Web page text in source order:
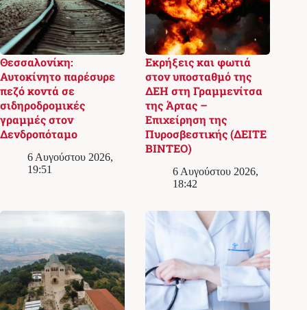
Θεσσαλονίκη:
Αυτοκίνητο παρέσυρε
πεζό κοντά σε
σιδηροδρομικές
γραμμές στον
Δενδροπόταμο
6 Αυγούστου 2026,
19:51
Εκρήξεις και φωτιά
στον υποσταθμό της
ΔΕΗ στη Γραμμενίτσα
της Άρτας –
Επιχείρηση της
Πυροσβεστικής (ΔΕΙΤΕ
ΒΙΝΤΕΟ)
6 Αυγούστου 2026,
18:42